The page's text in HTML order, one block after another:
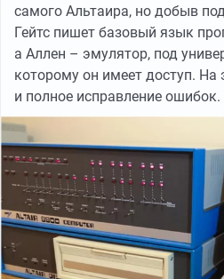
самого Альтаира, но добыв
Гейтс пишет базовый язык
а Аллен – эмулятор, под
которому он имеет доступ. На
и полное исправление ошибок.